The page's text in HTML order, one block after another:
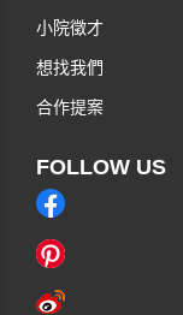
小院徵才
想找我們
合作提案
FOLLOW US